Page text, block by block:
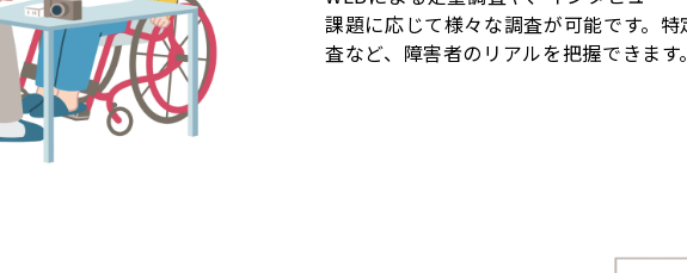
課題に応じて様々な調査が可能です。
査など、障害者のリアルを把握できます